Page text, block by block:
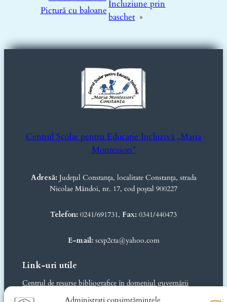
Administrați consimțămintele
Pictură cu baloane
Incluziune prin
baschet »
Centrul Școlar pentru Educație Incluzivă „Maria
Montessori”
Adresă:Județul Constanța, localitate Constanța, strada
Nicolae Măndoi, nr. 17, cod poștal 900227
Telefon: 0241/691731, Fax: 0341/440473
E-mail:scsp2cta@yahoo.com
Link-uri utile
Centrul de resurse bibliografice în domeniul guvernării